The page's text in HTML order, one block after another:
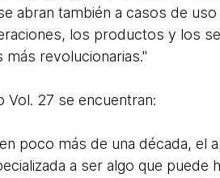
abran también a casos de uso
los productos y los
revolucionarias."
Vol. 27 se encuentran:
en poco más de una década, el
a ser algo que puede